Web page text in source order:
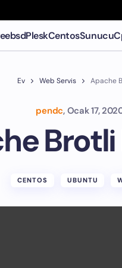
PleskCentosSunucu
Ev Web Servis Apache
pendc, Ocak 17,
CENTOS UBUNTU